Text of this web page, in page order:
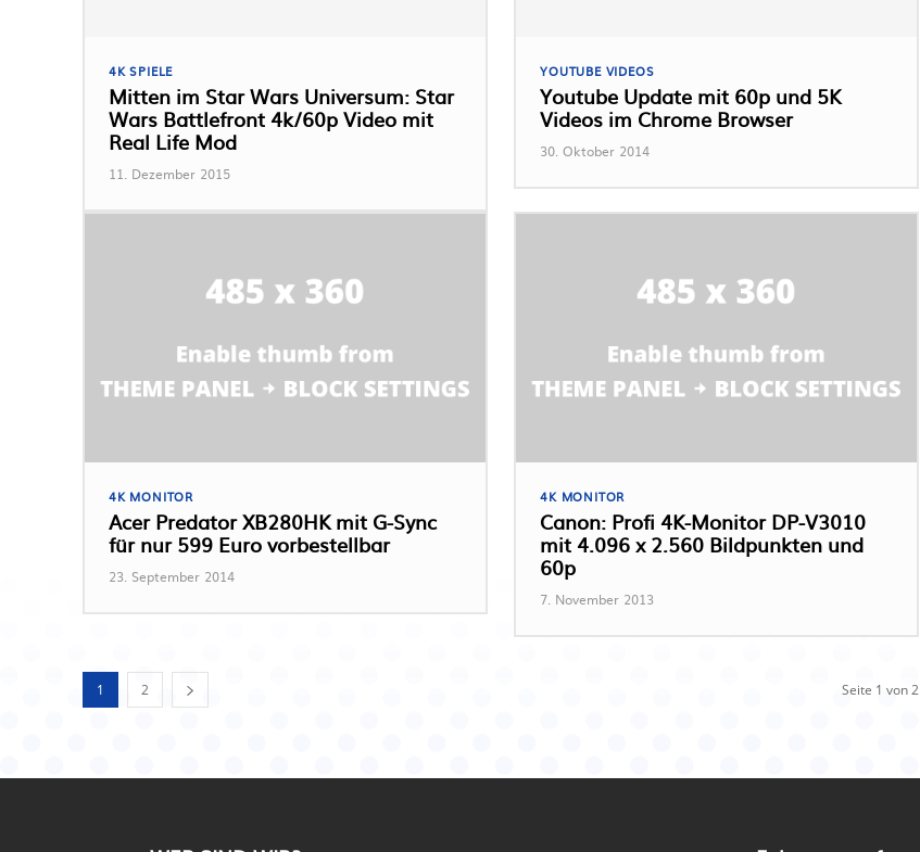
4K SPIELE
Mitten im Star Wars Universum: Star
Wars Battlefront 4k/60p Video mit
Real Life Mod
11. Dezember 2015
YOUTUBE VIDEOS
Youtube Update mit 60p und 5K
Videos im Chrome Browser
30. Oktober 2014
4K MONITOR
Acer Predator XB280HK mit G-Sync
für nur 599 Euro vorbestellbar
23. September 2014
4K MONITOR
Canon: Profi 4K-Monitor DP-V3010
mit 4.096 x 2.560 Bildpunkten und
60p
7. November 2013
1 2 Seite 1 von 2